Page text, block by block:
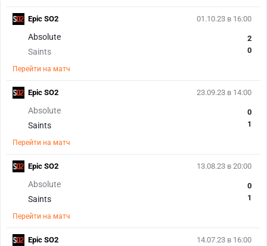
01.10.23 в 16:00
Absolute
Saints
2
0
Перейти на матч
Epic SO2
23.09.23 в 14:00
Absolute
Saints
0
1
Перейти на матч
Epic SO2
13.08.23 в 20:00
Absolute
Saints
0
1
Перейти на матч
Epic SO2
14.07.23 в 16:00
Epic SO2